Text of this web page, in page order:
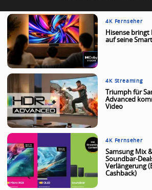
4K Fernseher
Hisense bringt
auf seine
4K Streaming
Triumph für
Advanced
Video
4K Fernseher
Samsung Mix
Soundbar-
Verlängerung
Cashback)